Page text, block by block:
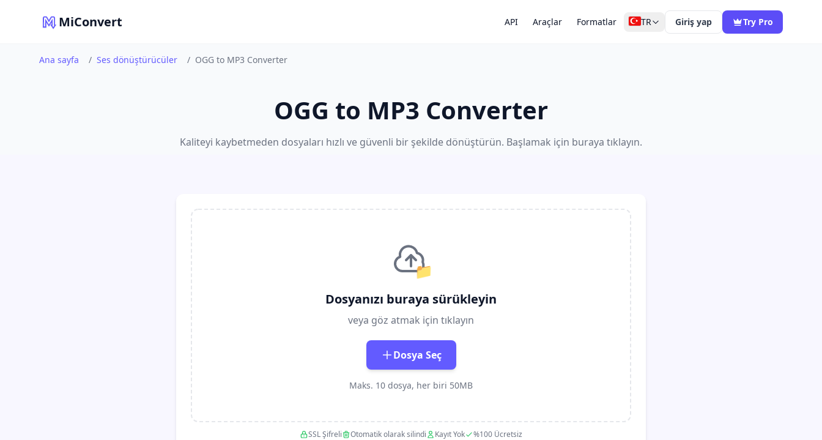
MiConvert API Araçlar Formatlar TR Giriş yap Try Pro
Ana sayfa / Ses dönüştürücüler / OGG to MP3 Converter
OGG to MP3 Converter
Kaliteyi kaybetmeden dosyaları hızlı ve güvenli bir şekilde dönüştürün. Başlamak için buraya tıklayın.
📁
Dosyanızı buraya sürükleyin
veya göz atmak için tıklayın
Dosya Seç
Maks. 10 dosya, her biri 50MB
SSL Şifreli Otomatik olarak silindi Kayıt Yok %100 Ücretsiz